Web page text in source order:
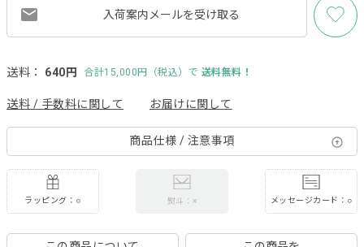
入荷案内メールを受け取る
送料： 640円 合計15,000円（税込）で 送料無料！
送料 / 手数料に関して お届けに関して
商品仕様 / 注意事項
ラッピング：○ 熨斗：× メッセージカード：○